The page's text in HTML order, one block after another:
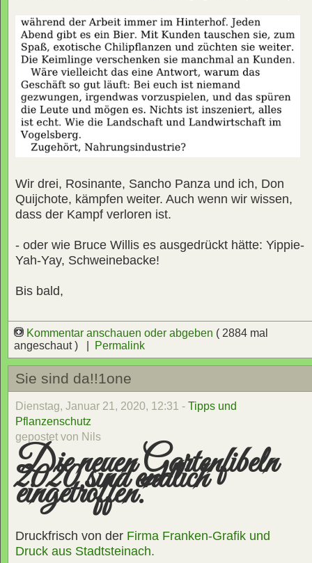
Wir drei, Rosinante, Sancho Panza und ich, Don
Quijchote, kämpfen weiter. Auch wenn wir wissen,
dass der Kampf verloren ist.
- oder wie Bruce Willis es ausgedrückt hätte: Yippie-
Yah-Yay, Schweinebacke!
Bis bald,
Kommentar anschauen oder abgeben ( 2884 mal
angeschaut ) |
Permalink
Sie sind da!!1one
Dienstag, Januar 21, 2020, 12:31 - Tipps und
Pflanzenschutz
gepostet von Nils
Die neuen Gartenfibeln
2020 sind endlich
eingetroffen.
Druckfrisch von der Firma Franken-Grafik und
Druck aus Stadtsteinach.